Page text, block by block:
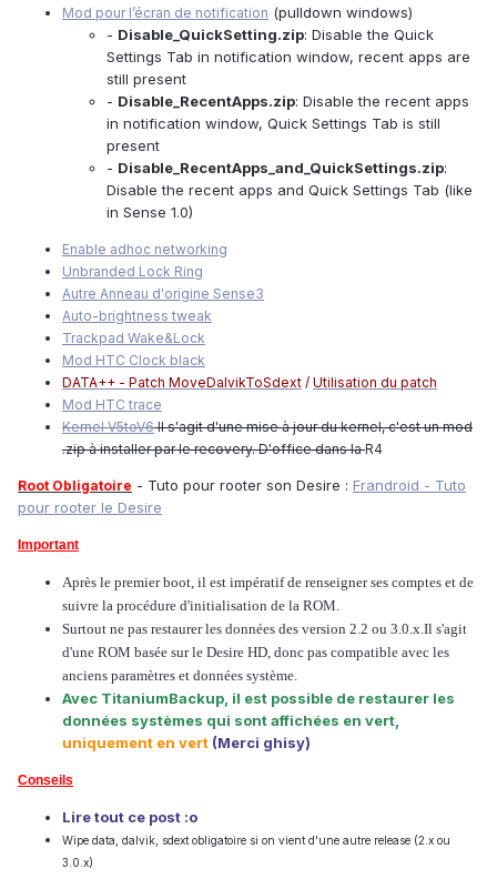
Mod pour l’écran de notification (pulldown windows)
- Disable_QuickSetting.zip: Disable the Quick
Settings Tab in notification window, recent apps are
still present
- Disable_RecentApps.zip: Disable the recent apps
in notification window, Quick Settings Tab is still
present
- Disable_RecentApps_and_QuickSettings.zip:
Disable the recent apps and Quick Settings Tab (like
in Sense 1.0)
Enable adhoc networking
Unbranded Lock Ring
Autre Anneau d'origine Sense3
Auto-brightness tweak
Trackpad Wake&Lock
Mod HTC Clock black
DATA++ - Patch MoveDalvikToSdext / Utilisation du patch
Mod HTC trace
Kernel V5toV6Il s'agit d'une mise à jour du kernel, c'est un mod
.zip à installer par le recovery. D'office dans laR4
Root Obligatoire - Tuto pour rooter son Desire : Frandroid - Tuto
pour rooter le Desire
Important
Après le premier boot, il est impératif de renseigner ses comptes et de
suivre la procédure d'initialisation de la ROM.
Surtout ne pas restaurer les données des version 2.2 ou 3.0.x.Il s'agit
d'une ROM basée sur le Desire HD, donc pas compatible avec les
anciens paramètres et données système.
Avec TitaniumBackup, il est possible de restaurer les
données systèmes qui sont affichées en vert,
uniquement en vert (Merci ghisy)
Conseils
Lire tout ce post :o
Wipe data, dalvik, sdext obligatoire si on vient d'une autre release (2.x ou
3.0.x)